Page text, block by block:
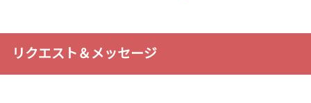
リクエスト＆メッセージ